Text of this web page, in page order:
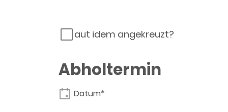
aut idem angekreuzt?
Abholtermin
Datum*